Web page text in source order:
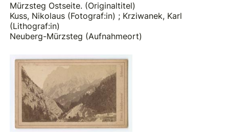
Mürzsteg Ostseite. (Originaltitel)
Kuss, Nikolaus (Fotograf:in) ; Krziwanek, Karl
(Lithograf:in)
Neuberg-Mürzsteg (Aufnahmeort)